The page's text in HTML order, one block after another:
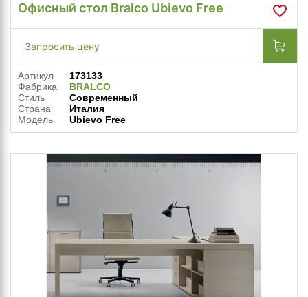
Офисный стол Bralco Ubievo Free
Запросить цену
Артикул
173133
Фабрика
BRALCO
Стиль
Современный
Страна
Италия
Модель
Ubievo Free